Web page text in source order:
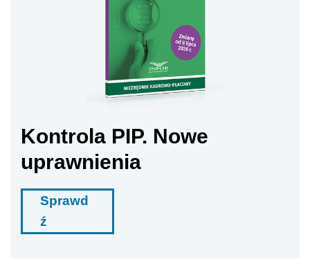
Kontrola PIP. Nowe
uprawnienia
Sprawd
ź